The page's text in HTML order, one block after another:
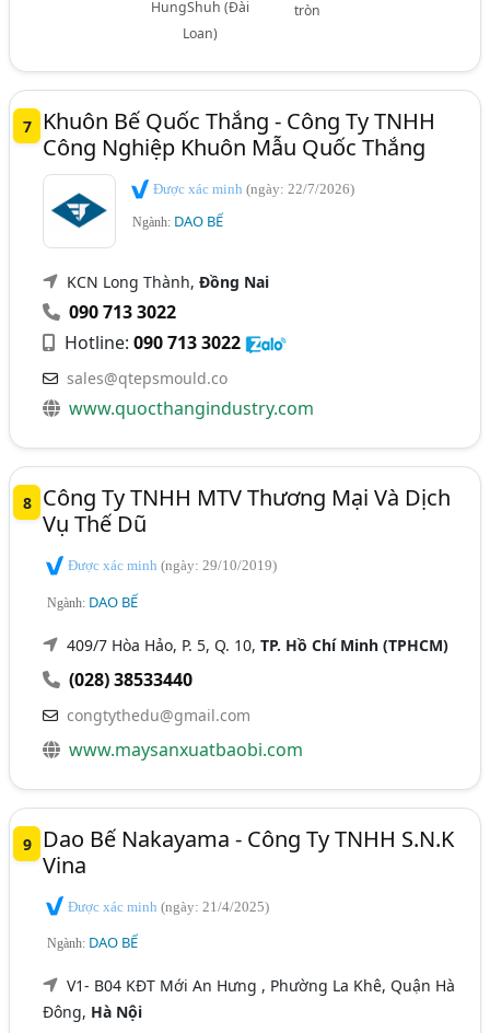
HungShuh (Đài
Loan)
tròn
7
Khuôn Bế Quốc Thắng - Công Ty TNHH
Công Nghiệp Khuôn Mẫu Quốc Thắng
Được xác minh(ngày: 22/7/2026)
Ngành: DAO BẾ
KCN Long Thành,Đồng Nai
090 713 3022
Hotline:090 713 3022
sales@qtepsmould.co
www.quocthangindustry.com
8
Công Ty TNHH MTV Thương Mại Và Dịch
Vụ Thế Dũ
Được xác minh(ngày: 29/10/2019)
Ngành: DAO BẾ
409/7 Hòa Hảo, P. 5, Q. 10,TP. Hồ Chí Minh (TPHCM)
(028) 38533440
congtythedu@gmail.com
www.maysanxuatbaobi.com
9
Dao Bế Nakayama - Công Ty TNHH S.N.K
Vina
Được xác minh(ngày: 21/4/2025)
Ngành: DAO BẾ
V1- B04 KĐT Mới An Hưng , Phường La Khê, Quận Hà
Đông, Hà Nội